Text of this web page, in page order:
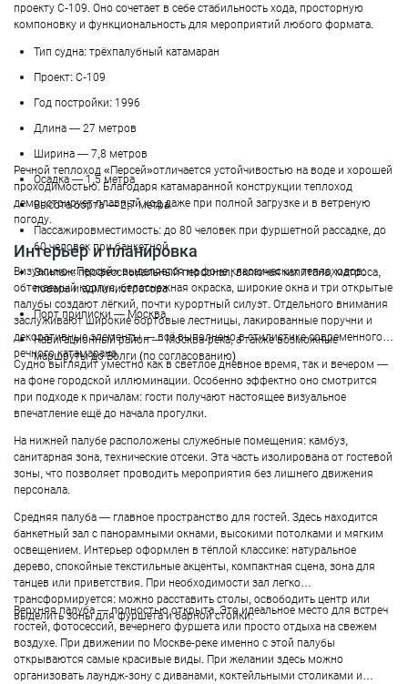
проекту С-109. Оно сочетает в себе стабильность хода, просторную
компоновку и функциональность для мероприятий любого формата.
Тип судна: трёхпалубный катамаран
Проект: С-109
Год постройки: 1996
Длина — 27 метров
Ширина — 7,8 метров
Осадка — 1,5 метра
Высота борта — 2,7 метра
Пассажировместимость: до 80 человек при фуршетной рассадке, до
60 человек при банкетной
Экипаж: профессиональный персонал, включая капитана, матроса,
повара и администратора
Порт приписки — Москва
Навигационный район — Москва-река, а также возможные
маршруты до Волги (по согласованию)
Речной теплоход «Персей»отличается устойчивостью на воде и хорошей
проходимостью. Благодаря катамаранной конструкции теплоход
демонстрирует плавный ход даже при полной загрузке и в ветреную
погоду.
Интерьер и планировка
Визуально «Персей» выделяется на фоне классических теплоходов:
обтекаемый корпус, белоснежная окраска, широкие окна и три открытые
палубы создают лёгкий, почти курортный силуэт. Отдельного внимания
заслуживают широкие бортовые лестницы, лакированные поручни и
декоративные элементы — всё выполнено в стилистике современного
речного катамарана.
Судно выглядит уместно как в светлое дневное время, так и вечером —
на фоне городской иллюминации. Особенно эффектно оно смотрится
при подходе к причалам: гости получают настоящее визуальное
впечатление ещё до начала прогулки.
На нижней палубе расположены служебные помещения: камбуз,
санитарная зона, технические отсеки. Эта часть изолирована от гостевой
зоны, что позволяет проводить мероприятия без лишнего движения
персонала.
Средняя палуба — главное пространство для гостей. Здесь находится
банкетный зал с панорамными окнами, высокими потолками и мягким
освещением. Интерьер оформлен в тёплой классике: натуральное
дерево, спокойные текстильные акценты, компактная сцена, зона для
танцев или приветствия. При необходимости зал легко
трансформируется: можно расставить столы, освободить центр или
выделить зоны для фуршета и барной стойки.
Верхняя палуба — полностью открыта. Это идеальное место для встреч
гостей, фотосессий, вечернего фуршета или просто отдыха на свежем
воздухе. При движении по Москве-реке именно с этой палубы
открываются самые красивые виды. При желании здесь можно
организовать лаундж-зону с диванами, коктейльными столиками и